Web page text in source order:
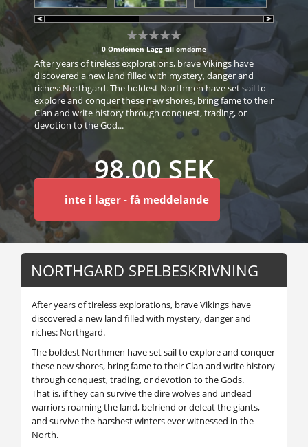
0 OmdömenLägg till omdöme
After years of tireless explorations, brave Vikings have
discovered a new land filled with mystery, danger and
riches: Northgard. The boldest Northmen have set sail to
explore and conquer these new shores, bring fame to their
Clan and write history through conquest, trading, or
devotion to the God...
98,00 SEK
inte i lager - få meddelande
NORTHGARD SPELBESKRIVNING
After years of tireless explorations, brave Vikings have
discovered a new land filled with mystery, danger and
riches: Northgard.
The boldest Northmen have set sail to explore and conquer
these new shores, bring fame to their Clan and write history
through conquest, trading, or devotion to the Gods.
That is, if they can survive the dire wolves and undead
warriors roaming the land, befriend or defeat the giants,
and survive the harshest winters ever witnessed in the
North.